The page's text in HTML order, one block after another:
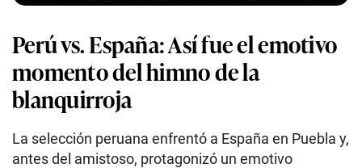
Perú vs. España: Así fue el emotivo
momento del himno de la
blanquirroja
La selección peruana enfrentó a España en Puebla y,
antes del amistoso, protagonizó un emotivo